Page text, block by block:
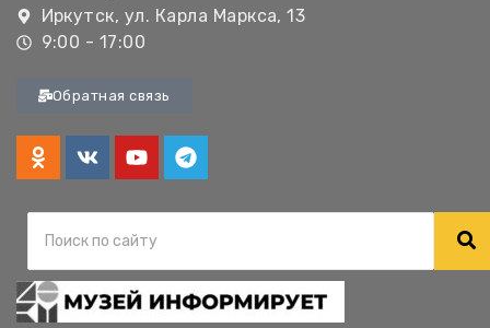
Иркутск, ул. Карла Маркса, 13
9:00 - 17:00
Обратная связь